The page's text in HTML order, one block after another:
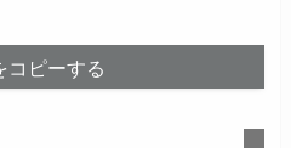
コピーする